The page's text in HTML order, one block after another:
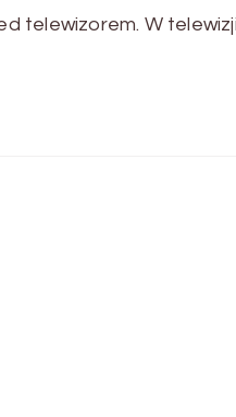
telewizorem. W